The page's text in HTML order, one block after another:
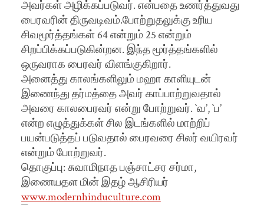
அவர்கள் அழிக்கப்படுவர். என்பதை உணர்த்துவது
பைரவரின் திருவடிவம்.போற்றுதலுக்கு உரிய
சிவமூர்த்தங்கள் 64 என்றும் 25 என்றும்
சிறப்பிக்கப்படுகின்றன. இந்த மூர்த்தங்களில்
ஒருவராக பைரவர் விளங்குகிறார்.
அனைத்து காலங்களிலும் மஹா காளியுடன்
இணைந்து தர்மத்தை அவர் காப்பாற்றுவதால்
அவரை காலபைரவர் என்று போற்றுவர். `வ’, `ப’
என்ற எழுத்துக்கள் சில இடங்களில் மாற்றிப்
பயன்படுத்தப் படுவதால் பைரவரை சிலர் வயிரவர்
என்றும் போற்றுவர்.
தொகுப்பு: சுவாமிநாத பஞ்சாட்சர சர்மா,
இணையதள மின் இதழ் ஆசிரியர்
www.modernhinduculture.com